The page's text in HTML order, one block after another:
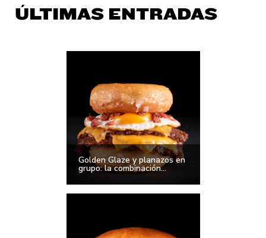
ÚLTIMAS ENTRADAS
Golden Glaze y planazos en
grupo: la combinación...